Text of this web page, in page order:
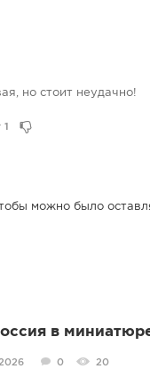
но стоит неудачно!
1
можно было
в
0 20